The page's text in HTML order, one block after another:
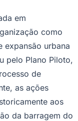
em
como
expansão urbana
pelo Plano Piloto,
de
as ações
aos
da barragem do